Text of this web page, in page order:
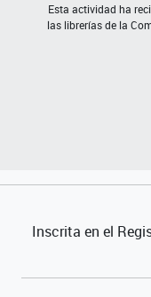
Esta actividad ha
las librerías de la
Inscrita en el